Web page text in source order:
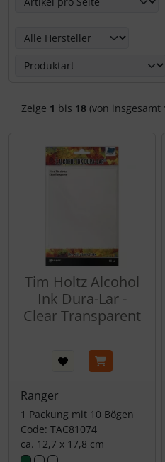
Hier kannst Du die
Zeige 1 bis 18(von insgesamt
Tim Holtz Alcohol
Ink Dura-Lar -
Clear Transparent
Ranger
1 Packung mit 10 Bögen
Code: TAC81074
ca. 12,7 x 17,8 cm